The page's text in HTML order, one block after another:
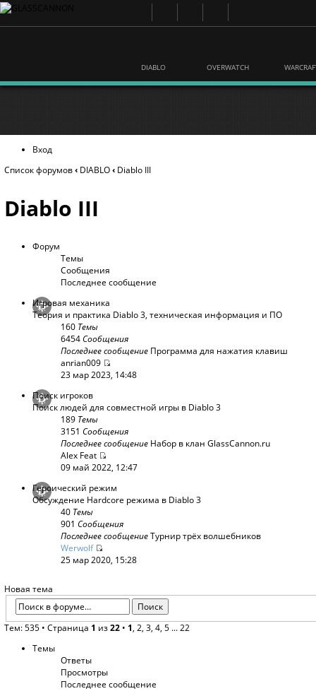
DIABLO OVERWATCH
Вход
Список форумов‹ DIABLO‹ Diablo III
Diablo III
Форум
Темы
Сообщения
Последнее сообщение
Игровая механика
Теория и практика Diablo 3, техническая информация и ПО
160 Темы
6454Сообщения
Последнее сообщение Программа для нажатия клавиш
anrian009
23 мар 2023, 14:48
Поиск игроков
Поиск людей для совместной игры в Diablo 3
189 Темы
3151 Сообщения
Последнее сообщение Набор в клан GlassCannon.ru
Alex Feat
09 май 2022, 12:47
Героический режим
Обсуждение Hardcore режима в Diablo 3
40 Темы
901 Сообщения
Последнее сообщениеТурнир трёх волшебников
Werwolf
25 мар 2020, 15:28
Новая тема
Тем: 535 • Страница 1 из22 • 1, 2, 3, 4, 5 ...22
Темы
Ответы
Просмотры
Последнее сообщение